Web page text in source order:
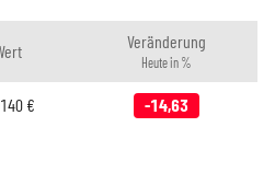
Veränderung
Heute in %
€ -14,63